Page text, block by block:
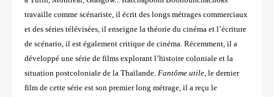
travaille comme scénariste, il écrit des longs métrages commerciaux
et des séries télévisées, il enseigne la théorie du cinéma et l’écriture
de scénario, il est également critique de cinéma. Récemment, il a
développé une série de films explorant l’histoire coloniale et la
situation postcoloniale de la Thaïlande. Fantôme utile, le dernier
film de cette série est son premier long métrage, il a reçu le